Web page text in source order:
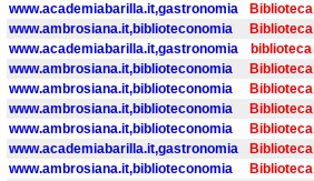
www.academiabarilla.it,gastronomia Biblioteca
www.ambrosiana.it,biblioteconomia Biblioteca
www.academiabarilla.it,gastronomia biblioteca
www.ambrosiana.it,biblioteconomia Biblioteca
www.ambrosiana.it,biblioteconomia Biblioteca
www.ambrosiana.it,biblioteconomia Biblioteca
www.ambrosiana.it,biblioteconomia Biblioteca
www.academiabarilla.it,gastronomia Biblioteca
www.ambrosiana.it,biblioteconomia Biblioteca